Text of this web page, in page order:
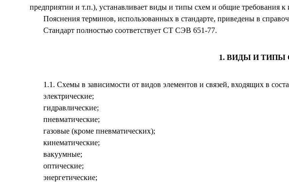
предприятии и т.п.), устанавливает виды и типы схем и общие требования
Пояснения терминов, использованных в стандарте, приведены в
Стандарт полностью соответствует СТ СЭВ 651-77.
1. ВИДЫ И ТИПЫ
1.1. Схемы в зависимости от видов элементов и связей, входящих в
электрические;
гидравлические;
пневматические;
газовые (кроме пневматических);
кинематические;
вакуумные;
оптические;
энергетические;